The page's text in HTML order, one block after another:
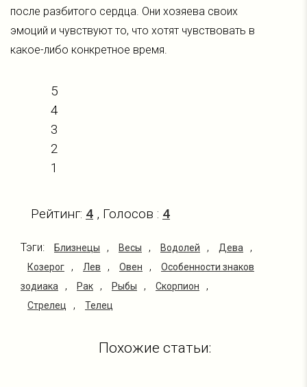
после разбитого сердца. Они хозяева своих
эмоций и чувствуют то, что хотят чувствовать в
какое-либо конкретное время.
5
4
3
2
1
Рейтинг: 4 , Голосов : 4
Тэги: Близнецы , Весы , Водолей , Дева ,
Козерог , Лев , Овен ,
Особенности знаков
зодиака
, Рак , Рыбы , Скорпион ,
Стрелец , Телец
Похожие статьи: